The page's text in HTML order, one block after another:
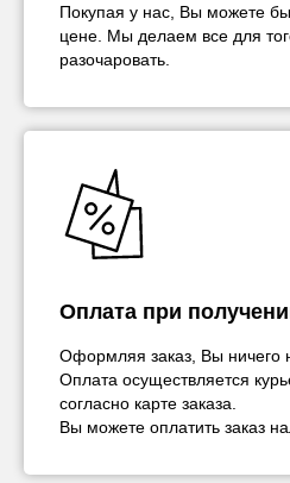
Покупая у нас, Вы можете
цене. Мы делаем все для
разочаровать.
Оплата при
Оформляя заказ, Вы ничего
Оплата осуществляется
согласно карте заказа.
Вы можете оплатить заказ